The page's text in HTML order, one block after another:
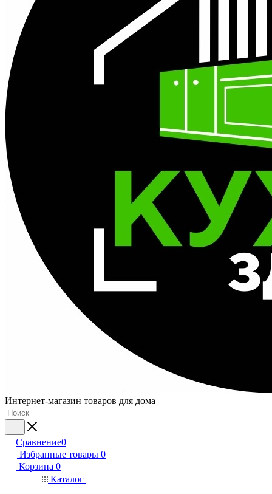
Интернет-магазин товаров для дома
Сравнение0
Избранные товары 0
Корзина 0
Каталог